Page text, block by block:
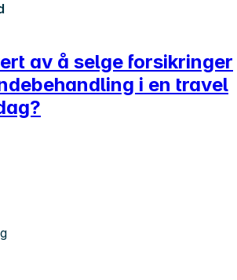
av å selge forsikringer
i en travel